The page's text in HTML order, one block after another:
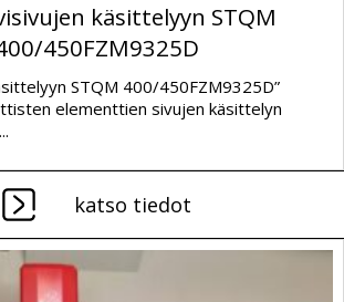
käsittelyyn STQM
450FZM9325D
STQM 400/450FZM9325D”
elementtien sivujen käsittelyn
katso tiedot